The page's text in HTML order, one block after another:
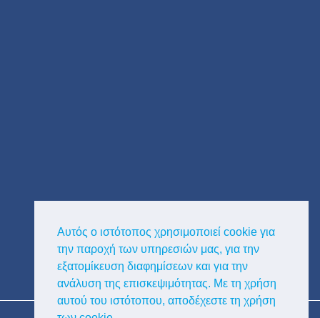
Αυτός ο ιστότοπος χρησιμοποιεί cookie για
την παροχή των υπηρεσιών μας, για την
εξατομίκευση διαφημίσεων και για την
ανάλυση της επισκεψιμότητας. Με τη χρήση
αυτού του ιστότοπου, αποδέχεστε τη χρήση